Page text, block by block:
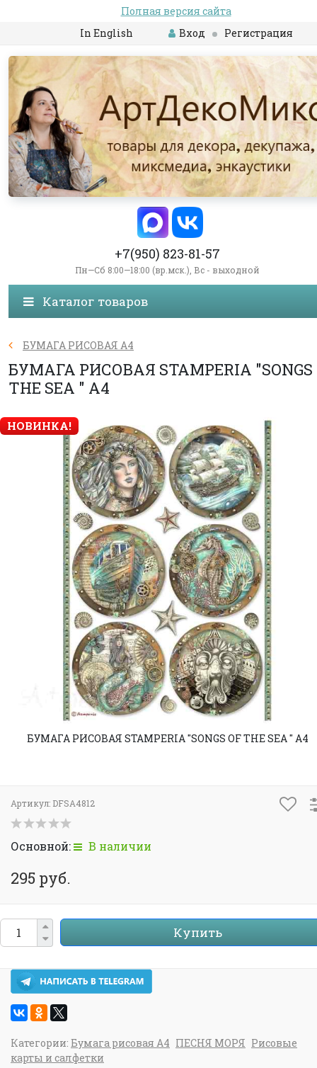
Полная версия сайта
In English
Вход Регистрация
+7(950) 823-81-57
Пн—Сб 8:00—18:00 (вр.мск.), Вс - выходной
Каталог товаров
БУМАГА РИСОВАЯ А4
БУМАГА РИСОВАЯ STAMPERIA "SONGS
THE SEA " А4
НОВИНКА!
БУМАГА РИСОВАЯ STAMPERIA "SONGS OF THE SEA " А4
Артикул: DFSA4812
Основной: В наличии
295 руб.
Купить
Категории: Бумага рисовая А4 ПЕСНЯ МОРЯ Рисовые
карты и салфетки